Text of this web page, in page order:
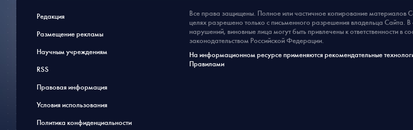
Редакция
Размещение рекламы
Научным учреждениям
RSS
Правовая информация
Условия использования
Политика конфиденциальности
Все права защищены. Полное или частичное копирование материалов
целях разрешено только с письменного разрешения владельца Сайта.
нарушений, виновные лица могут быть привлечены к ответственности в
законодательством Российской Федерации.
На информационном ресурсе применяются рекомендательные
Правилами